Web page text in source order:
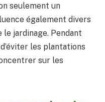
seulement un
également divers
jardinage. Pendant
les plantations
sur les